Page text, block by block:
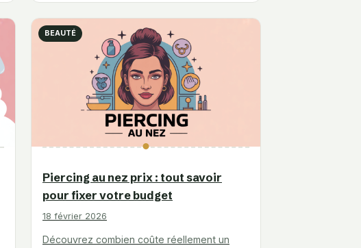
BEAUTÉ
Piercing au nez prix : tout savoir
pour fixer votre budget
18 février 2026
Découvrez combien coûte réellement un